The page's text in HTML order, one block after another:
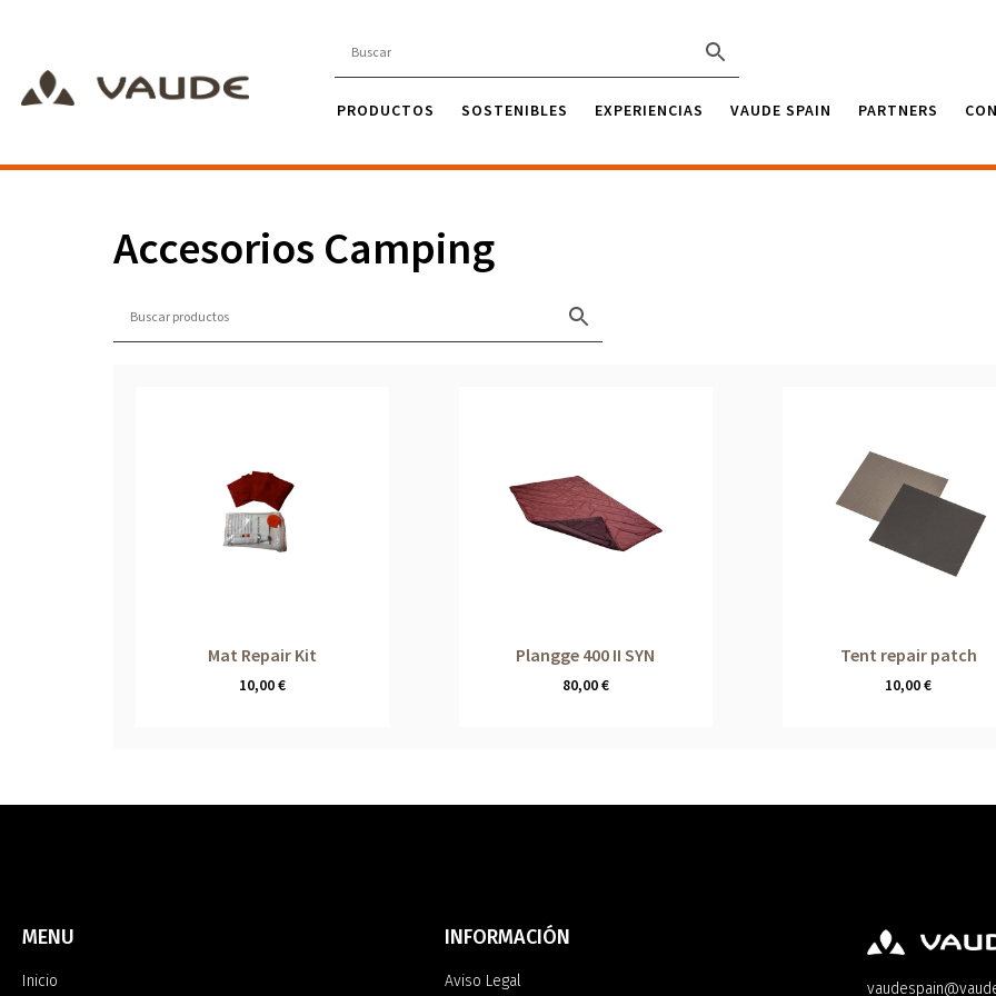
PRODUCTOS SOSTENIBLES EXPERIENCIAS VAUDE SPAIN PARTNERS
Accesorios Camping
Mat Repair Kit
10,00€
Plangge 400 II SYN
80,00€
Tent repair patch
10,00€
MENU
Inicio
INFORMACIÓN
Aviso Legal